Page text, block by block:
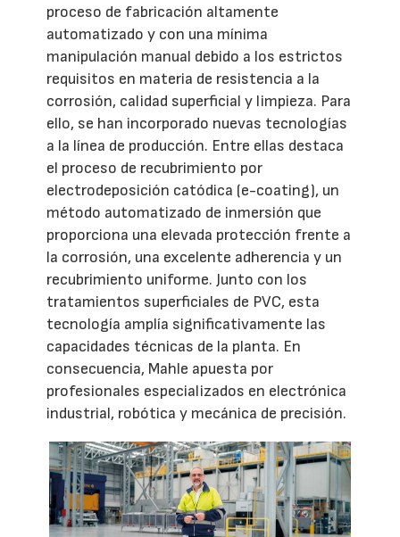
proceso de fabricación altamente
automatizado y con una mínima
manipulación manual debido a los estrictos
requisitos en materia de resistencia a la
corrosión, calidad superficial y limpieza. Para
ello, se han incorporado nuevas tecnologías
a la línea de producción. Entre ellas destaca
el proceso de recubrimiento por
electrodeposición catódica (e-coating), un
método automatizado de inmersión que
proporciona una elevada protección frente a
la corrosión, una excelente adherencia y un
recubrimiento uniforme. Junto con los
tratamientos superficiales de PVC, esta
tecnología amplía significativamente las
capacidades técnicas de la planta. En
consecuencia, Mahle apuesta por
profesionales especializados en electrónica
industrial, robótica y mecánica de precisión.